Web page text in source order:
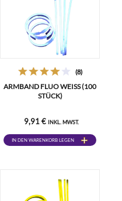
(8)
ARMBAND FLUO WEISS (100 S
TÜCK)
9,91 € INKL. MWST.
IN DEN WARENKORB LEGEN